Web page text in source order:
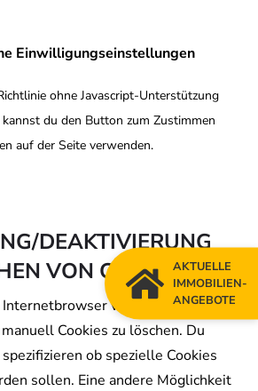
Einwilligungseinstellungen
ohne Javascript-Unterstützung
du den Button zum Zustimmen
auf der Seite verwenden.
DEAKTIVIERUNG
VON COOKIES
verwenden um
Cookies zu löschen. Du
ob spezielle Cookies
sollen. Eine andere Möglichkeit
AKTUELLE
IMMOBILIEN-
ANGEBOTE